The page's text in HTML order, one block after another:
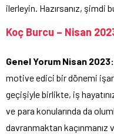
ilerleyin. Hazırsanız, şimdi
Koç Burcu – Nisan
Genel Yorum Nisan 2023:
motive edici bir dönemi
geçişiyle birlikte, iş
ve para konularında da
davranmaktan kaçınmanız